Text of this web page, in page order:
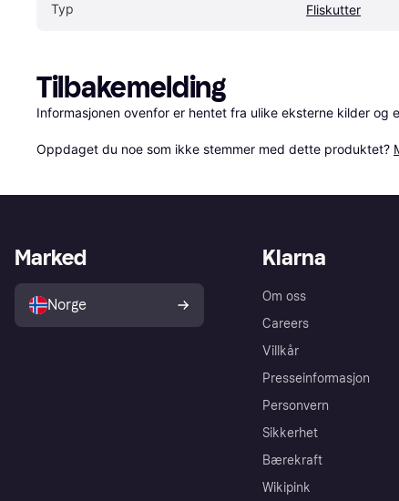
Typ Fliskutter
Tilbakemelding
Informasjonen ovenfor er hentet fra ulike eksterne kilder og
Oppdaget du noe som ikke stemmer med dette produktet?
Klarna
Om oss
Careers
Villkår
Presseinformasjon
Personvern
Sikkerhet
Bærekraft
Wikipink
Marked
Norge